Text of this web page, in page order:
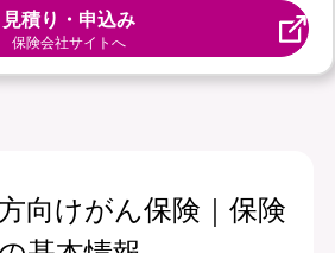
見積り・申込み
保険会社サイトへ
向けがん保険｜保険